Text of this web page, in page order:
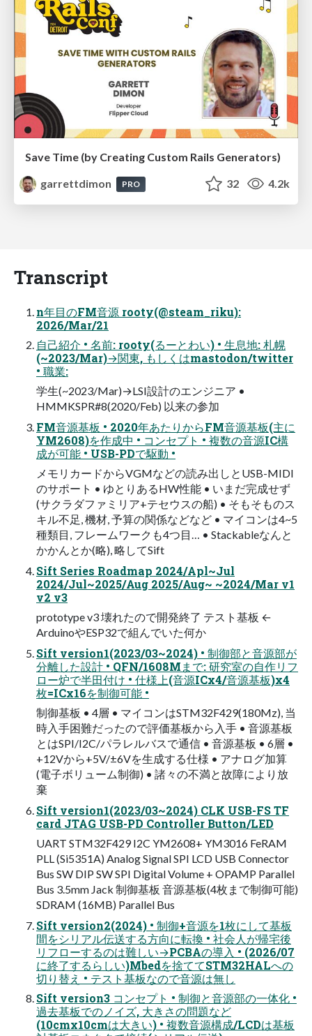
Save Time (by Creating Custom Rails Generators)
garrettdimon
PRO 32 4.2k
Transcript
n年目のFM音源 rooty(@steam_riku):
2026/Mar/21
自己紹介 • 名前: rooty(るーとわい) • 生息地: 札幌
(~2023/Mar)→関東, もしくはmastodon/twitter
• 職業:
学生(~2023/Mar)→LSI設計のエンジニア •
HMMKSPR#8(2020/Feb) 以来の参加
FM音源基板 • 2020年あたりからFM音源基板(主に
YM2608)を作成中 • コンセプト • 複数の音源IC構
成が可能 • USB-PDで駆動 •
メモリカードからVGMなどの読み出しとUSB-MIDI
のサポート • ゆとりあるHW性能 • いまだ完成せず
(サクラダファミリア+テセウスの船) • そもそものス
キル不足, 機材, 予算の関係などなど • マイコンは4~5
種類目, フレームワークも4つ目… • Stackableなんと
かかんとか(略), 略してSift
Sift Series Roadmap 2024/Apl~Jul
2024/Jul~2025/Aug 2025/Aug~ ~2024/Mar v1
v2 v3
prototype v3 壊れたので開発終了 テスト基板 ←
ArduinoやESP32で組んでいた何か
Sift version1(2023/03~2024) • 制御部と音源部が
分離した設計 • QFN/1608Mまで: 研究室の自作リフ
ロー炉で半田付け • 仕様上(音源ICx4/音源基板)x4
枚=ICx16を制御可能 •
制御基板 • 4層 • マイコンはSTM32F429(180Mz), 当
時入手困難だったので評価基板から入手 • 音源基板
とはSPI/I2C/パラレルバスで通信 • 音源基板 • 6層 •
+12Vから+5V/±6Vを生成する仕様 • アナログ加算
(電子ボリューム制御) • 諸々の不満と故障により放
棄
Sift version1(2023/03~2024) CLK USB-FS TF
card JTAG USB-PD Controller Button/LED
UART STM32F429 I2C YM2608+ YM3016 FeRAM
PLL (Si5351A) Analog Signal SPI LCD USB Connector
Bus SW DIP SW SPI Digital Volume + OPAMP Parallel
Bus 3.5mm Jack 制御基板 ⾳源基板(4枚まで制御可能)
SDRAM (16MB) Parallel Bus
Sift version2(2024) • 制御+音源を1枚にして基板
間をシリアル伝送する方向に転換 • 社会人が帰宅後
リフローするのは難しい→PCBAの導入 • (2026/07
に終了するらしい)Mbedを捨ててSTM32HALへの
切り替え • テスト基板なので音源は無し
Sift version3 コンセプト • 制御と音源部の一体化 •
過去基板でのノイズ, 大きさの問題など
(10cmx10cmは大きい) • 複数音源構成/LCDは基板